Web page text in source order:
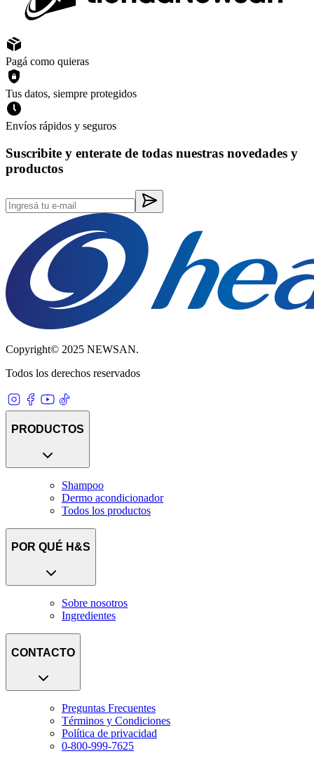
Pagá como quieras
Tus datos, siempre protegidos
Envíos rápidos y seguros
Suscribite y enterate de todas nuestras novedades y
productos
Copyright© 2025 NEWSAN.
Todos los derechos reservados
PRODUCTOS
Shampoo
Dermo acondicionador
Todos los productos
POR QUÉ H&S
Sobre nosotros
Ingredientes
CONTACTO
Preguntas Frecuentes
Términos y Condiciones
Política de privacidad
0-800-999-7625